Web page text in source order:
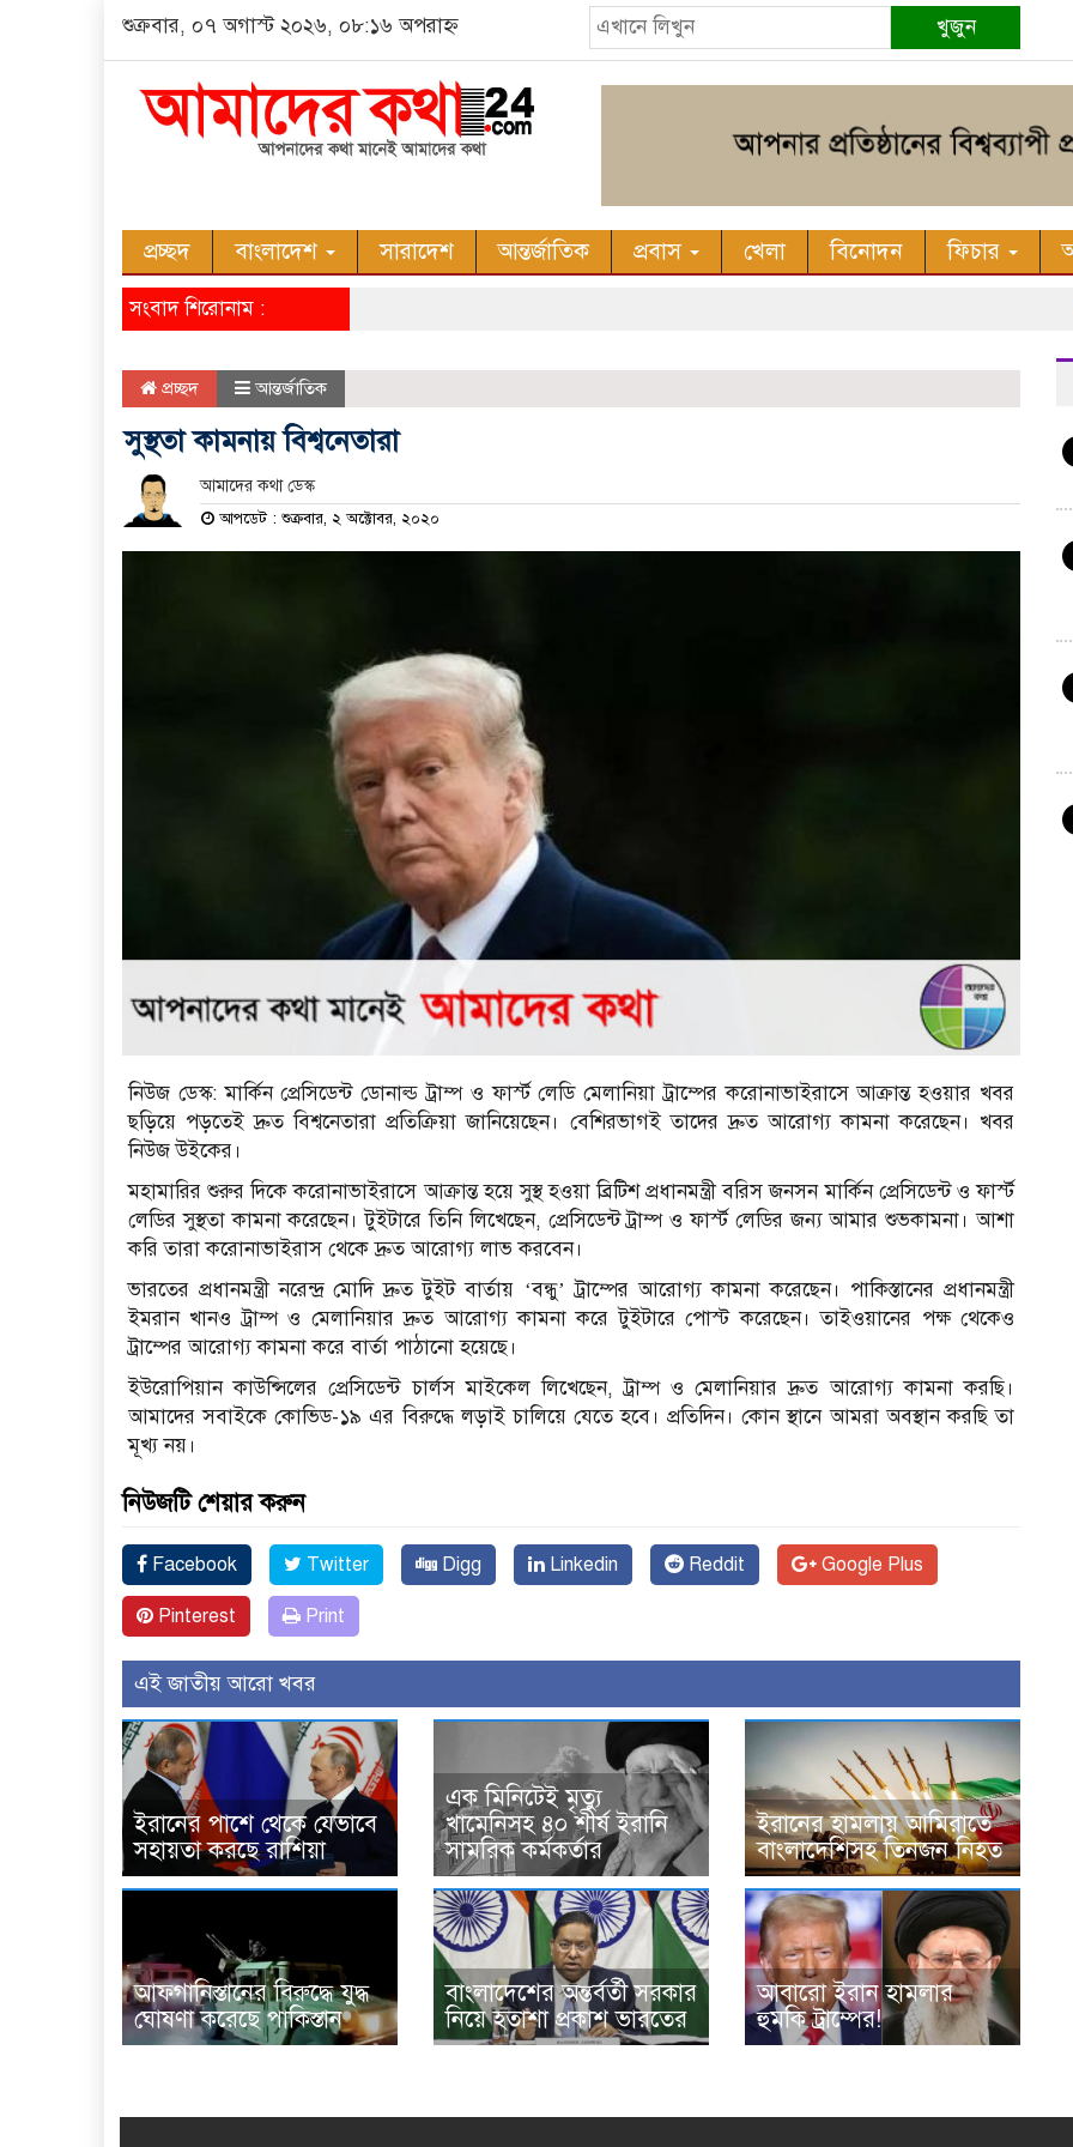
শুক্রবার, ০৭ অগাস্ট ২০২৬, ০৮:১৬ অপরাহ্ন খুজুন
প্রচ্ছদ বাংলাদেশ সারাদেশ আন্তর্জাতিক প্রবাস খেলা বিনোদন ফিচার
সংবাদ শিরোনাম :
প্রচ্ছদ আন্তর্জাতিক
সুস্থতা কামনায় বিশ্বনেতারা
আমাদের কথা ডেস্ক
আপডেট : শুক্রবার, ২ অক্টোবর, ২০২০
নিউজ ডেস্ক: মার্কিন প্রেসিডেন্ট ডোনাল্ড ট্রাম্প ও ফার্স্ট লেডি মেলানিয়া ট্রাম্পের করোনাভাইরাসে আক্রান্ত হওয়ার খবর
ছড়িয়ে পড়তেই দ্রুত বিশ্বনেতারা প্রতিক্রিয়া জানিয়েছেন। বেশিরভাগই তাদের দ্রুত আরোগ্য কামনা করেছেন। খবর
নিউজ উইকের।
মহামারির শুরুর দিকে করোনাভাইরাসে আক্রান্ত হয়ে সুস্থ হওয়া ব্রিটিশ প্রধানমন্ত্রী বরিস জনসন মার্কিন প্রেসিডেন্ট ও ফার্স্ট
লেডির সুস্থতা কামনা করেছেন। টুইটারে তিনি লিখেছেন, প্রেসিডেন্ট ট্রাম্প ও ফার্স্ট লেডির জন্য আমার শুভকামনা। আশা
করি তারা করোনাভাইরাস থেকে দ্রুত আরোগ্য লাভ করবেন।
ভারতের প্রধানমন্ত্রী নরেন্দ্র মোদি দ্রুত টুইট বার্তায় ‘বন্ধু’ ট্রাম্পের আরোগ্য কামনা করেছেন। পাকিস্তানের প্রধানমন্ত্রী
ইমরান খানও ট্রাম্প ও মেলানিয়ার দ্রুত আরোগ্য কামনা করে টুইটারে পোস্ট করেছেন। তাইওয়ানের পক্ষ থেকেও
ট্রাম্পের আরোগ্য কামনা করে বার্তা পাঠানো হয়েছে।
ইউরোপিয়ান কাউন্সিলের প্রেসিডেন্ট চার্লস মাইকেল লিখেছেন, ট্রাম্প ও মেলানিয়ার দ্রুত আরোগ্য কামনা করছি।
আমাদের সবাইকে কোভিড-১৯ এর বিরুদ্ধে লড়াই চালিয়ে যেতে হবে। প্রতিদিন। কোন স্থানে আমরা অবস্থান করছি তা
মূখ্য নয়।
নিউজটি শেয়ার করুন
Facebook Twitter Digg Linkedin Reddit Google Plus
Pinterest Print
এই জাতীয় আরো খবর
ইরানের পাশে থেকে যেভাবে
সহায়তা করছে রাশিয়া
এক মিনিটেই মৃত্যু
খামেনিসহ ৪০ শীর্ষ ইরানি
সামরিক কর্মকর্তার
ইরানের হামলায় আমিরাতে
বাংলাদেশিসহ তিনজন নিহত
আফগানিস্তানের বিরুদ্ধে যুদ্ধ
ঘোষণা করেছে পাকিস্তান
বাংলাদেশের অন্তর্বর্তী সরকার
নিয়ে হতাশা প্রকাশ ভারতের
আবারো ইরান হামলার
হুমকি ট্রাম্পের!